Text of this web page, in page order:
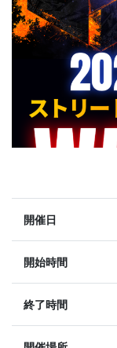
開催日
開始時間
終了時間